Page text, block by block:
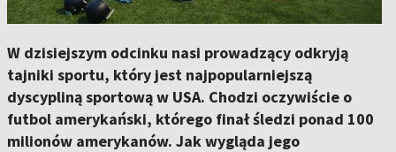
W dzisiejszym odcinku nasi prowadzący odkryją
tajniki sportu, który jest najpopularniejszą
dyscypliną sportową w USA. Chodzi oczywiście o
futbol amerykański, którego finał śledzi ponad 100
milionów amerykanów. Jak wygląda jego